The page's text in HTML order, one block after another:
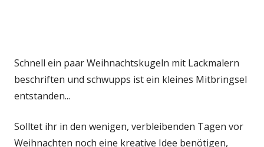
Schnell ein paar Weihnachtskugeln mit Lackmalern
beschriften und schwupps ist ein kleines Mitbringsel
entstanden...
Solltet ihr in den wenigen, verbleibenden Tagen vor
Weihnachten noch eine kreative Idee benötigen,